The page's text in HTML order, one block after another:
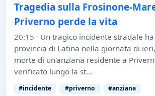
Tragedia sulla Frosinone-
Priverno perde la vita
20:15 · Un tragico incidente stradale ha
provincia di Latina nella giornata di
morte di un'anziana residente a
verificato lungo la st…
#incidente #priverno #anziana